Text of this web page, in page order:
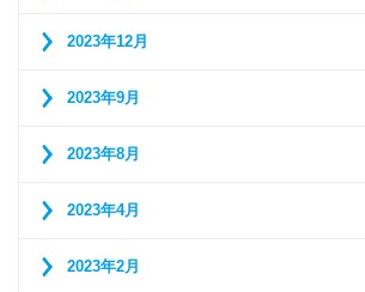
2023年12月
2023年9月
2023年8月
2023年4月
2023年2月